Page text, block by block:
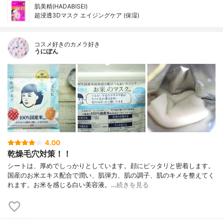
肌美精(HADABISEI)
超浸透3Dマスク エイジングケア (保湿)
コスメ好きのカメラ好き
うにぽん
4.00
乾燥毛穴対策！！
シートは、厚めでしっかりとしています。顔にピッタリと密着します。
国産のお米エキス配合で潤い、肌弾力、肌の調子、肌のキメを整えてく
れます。お米を感じる白い美容液。…続きを見る